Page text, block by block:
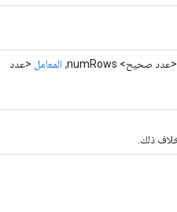
<عدد صحيح> numRows، المعامل <عدد